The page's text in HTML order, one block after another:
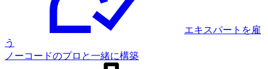
エキスパートを雇
う
ノーコードのプロと一緒に構築